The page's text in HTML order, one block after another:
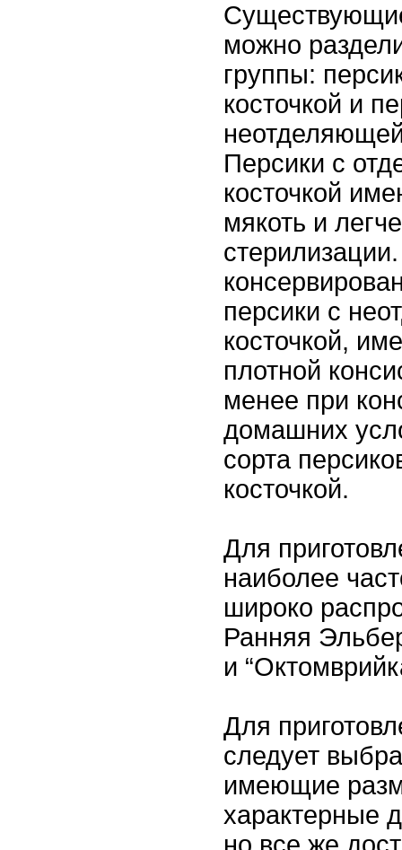
можно
группы:
косточкой и
Персики с
косточкой
мякоть и
персики с
косточкой,
плотной
менее при
домашних
сорта
косточкой.
Для
наиболее
широко
Ранняя
и
Для
следует
имеющие
характерные